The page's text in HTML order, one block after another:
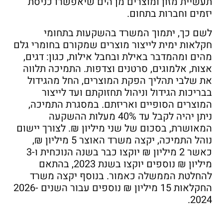
יזמים וחברות בתחום.
לשם כך, יתמוך המשרד בהשקעות בתחומי
חקלאות ימית לייצור מוצרים שמקורם בחומרי גלם
מהים ומהמדבר באילת ובחבל אילות, כגון: דגים,
אצות, אלמוגים, סרטנים וצדפות. התמיכה תלווה
את שלבי תהליך הפקת המוצרים, החל מהגידול
בבריכות הגידול וניהול תחזוקתם ועד לייצור
המוצרים הסופיים ואריזתם. במסגרת התמיכה,
ניתן יהיה לקבל עד 40% מעלות ההשקעה
המאושרת, בסכום של שני מיליון ₪. לצורך יישום
נוהל התמיכה, יקצה משרד האוצר 5 מיליון ₪,
כאשר 2 מיליון ₪ יוקצו כבר בשנה הנוכחית ו-3
מיליון ₪ נוספים יוקצו בשנת 2023, בהתאם
להחלטת הממשלה כאמור. בנוסף יקצה משרד
החקלאות 15 מיליון ₪ נוספים עבור השנים 2026-
2024.